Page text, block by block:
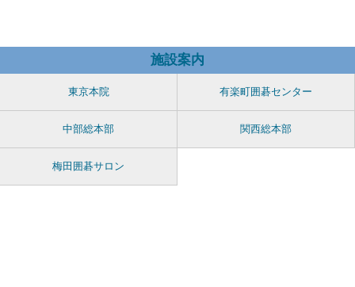
施設案内
東京本院 有楽町囲碁センター
中部総本部 関西総本部
梅田囲碁サロン